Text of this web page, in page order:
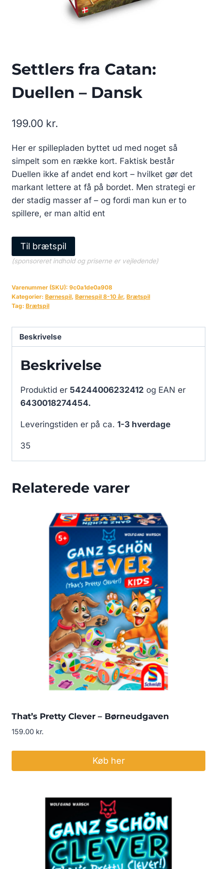
Settlers fra Catan:
Duellen – Dansk
199.00 kr.
Her er spillepladen byttet ud med noget så
simpelt som en række kort. Faktisk består
Duellen ikke af andet end kort – hvilket gør det
markant lettere at få på bordet. Men strategi er
der stadig masser af – og fordi man kun er to
spillere, er man altid ent
Til brætspil
(sponsoreret indhold og priserne er vejledende)
Varenummer (SKU): 9c0a1de0a908
Kategorier: Børnespil, Børnespil 8-10 år, Brætspil
Tag: Brætspil
Beskrivelse
Beskrivelse
Produktid er 54244006232412 og EAN er
6430018274454.
Leveringstiden er på ca. 1-3 hverdage
35
Relaterede varer
That’s Pretty Clever – Børneudgaven
159.00 kr.
Køb her